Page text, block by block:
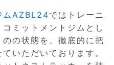
ムAZBL24ではトレーニ
ミットメントジムとし
の状態を、徹底的に把
いただいております。